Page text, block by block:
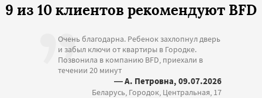
9 из 10 клиентов рекомендуют BFD
Очень благодарна. Ребенок захлопнул дверь
и забыл ключи от квартиры в Городке.
Позвонила в компанию BFD, приехали в
течении 20 минут
— А. Петровна, 09.07.2026
Беларусь, Городок, Центральная, 17